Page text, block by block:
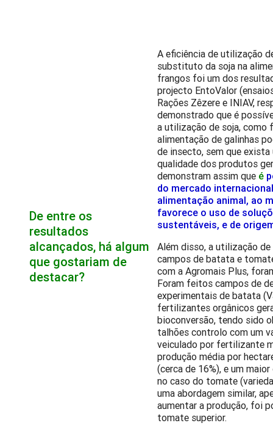
De entre os
resultados
alcançados, há algum
que gostariam de
destacar?
A eficiência de utilização
substituto da soja na
frangos foi um dos
projecto EntoValor
Rações Zêzere e INIAV,
demonstrado que é
a utilização de soja, como
alimentação de galinhas
de insecto, sem que
qualidade dos produtos
demonstram assim que é
do mercado
alimentação animal, ao
favorece o uso de
sustentáveis, e de
Além disso, a utilização
campos de batata e
com a Agromais Plus,
Foram feitos campos de
experimentais de batata
fertilizantes orgânicos
bioconversão, tendo sido
talhões controlo com um
veiculado por fertilizante
produção média por
(cerca de 16%), e um
no caso do tomate
uma abordagem similar,
aumentar a produção, foi
tomate superior.